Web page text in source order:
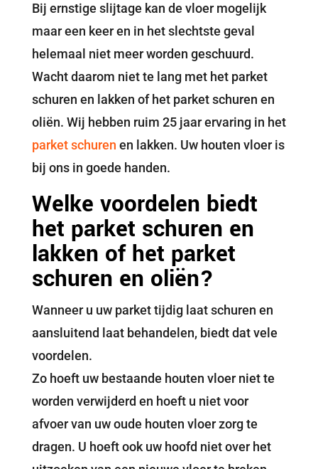
Bij ernstige slijtage kan de vloer mogelijk
maar een keer en in het slechtste geval
helemaal niet meer worden geschuurd.
Wacht daarom niet te lang met het parket
schuren en lakken of het parket schuren en
oliën. Wij hebben ruim 25 jaar ervaring in het
parket schuren en lakken. Uw houten vloer is
bij ons in goede handen.
Welke voordelen biedt
het parket schuren en
lakken of het parket
schuren en oliën?
Wanneer u uw parket tijdig laat schuren en
aansluitend laat behandelen, biedt dat vele
voordelen.
Zo hoeft uw bestaande houten vloer niet te
worden verwijderd en hoeft u niet voor
afvoer van uw oude houten vloer zorg te
dragen. U hoeft ook uw hoofd niet over het